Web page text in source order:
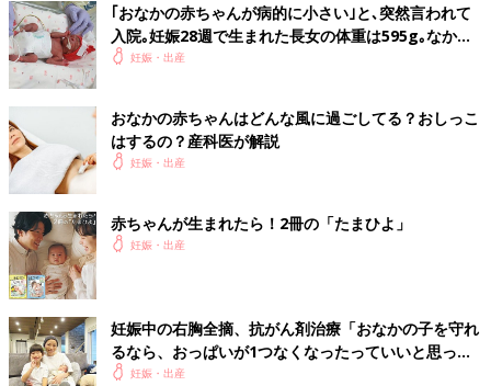
｢おなかの赤ちゃんが病的に小さい｣と､突然言われて
入院｡妊娠28週で生まれた長女の体重は595g｡なかな
か会えない日々に涙した【低出生体重児】
妊娠・出産
おなかの赤ちゃんはどんな風に過ごしてる？おしっこ
はするの？産科医が解説
妊娠・出産
赤ちゃんが生まれたら！2冊の「たまひよ」
妊娠・出産
妊娠中の右胸全摘、抗がん剤治療「おなかの子を守れ
るなら、おっぱいが1つなくなったっていいと思っ
た」【妊娠期がん経験談インタビュー】
妊娠・出産